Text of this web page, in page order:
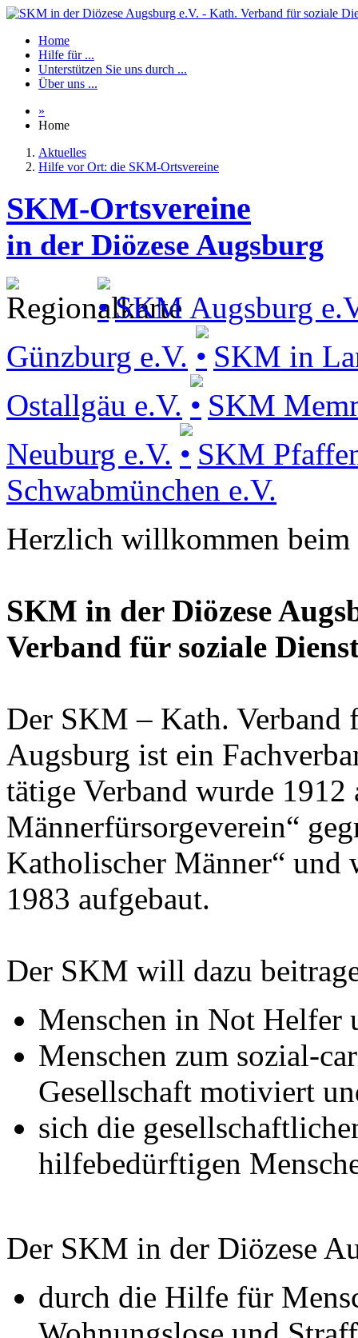
Home
Hilfe für ...
Unterstützen Sie uns durch ...
Über uns ...
»
Home
Aktuelles
Hilfe vor Ort: die SKM-Ortsvereine
SKM-Ortsvereine
in der Diözese Augsburg
SKM Augsburg
Günzburg e.V.
SKM in
Ostallgäu e.V.
SKM
Neuburg e.V.
SKM
Schwabmünchen e.V.
Herzlich willkommen beim
SKM in der Diözese
Verband für soziale
Der SKM – Kath. Verband
Augsburg ist ein
tätige Verband wurde 1912
Männerfürsorgeverein“
Katholischer Männer“ und
1983 aufgebaut.
Der SKM will dazu
Menschen in Not Helfer
Menschen zum sozial-
Gesellschaft motiviert
sich die
hilfebedürftigen
Der SKM in der Diözese
durch die Hilfe für